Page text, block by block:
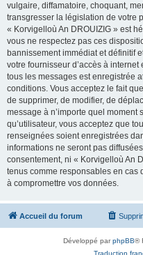
vulgaire, diffamatoire, choquant,
transgresser la législation de votre
« Korvigelloù An DROUIZIG » est
vous ne respectez pas ces
bannissement immédiat et définitif
votre fournisseur d’accès à internet
tous les messages est enregistrée
conditions. Vous acceptez le fait
de supprimer, de modifier, de
message à n’importe quel moment
qu’utilisateur, vous acceptez que
renseignées soient enregistrées
informations ne seront pas
consentement, ni « Korvigelloù An
tenus comme responsables en cas
à compromettre vos données.
Accueil du forum
Développé parphpBB®
Traduction